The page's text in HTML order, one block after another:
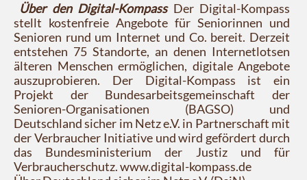
Über den Digital-KompassDer Digital-Kompass
stellt kostenfreie Angebote für Seniorinnen und
Senioren rund um Internet und Co. bereit. Derzeit
entstehen 75 Standorte, an denen Internetlotsen
älteren Menschen ermöglichen, digitale Angebote
auszuprobieren. Der Digital-Kompass ist ein
Projekt der Bundesarbeitsgemeinschaft der
Senioren-Organisationen (BAGSO) und
Deutschland sicher im Netz e.V. in Partnerschaft mit
der Verbraucher Initiative und wird gefördert durch
das Bundesministerium der Justiz und für
Verbraucherschutz. www.digital-kompass.de